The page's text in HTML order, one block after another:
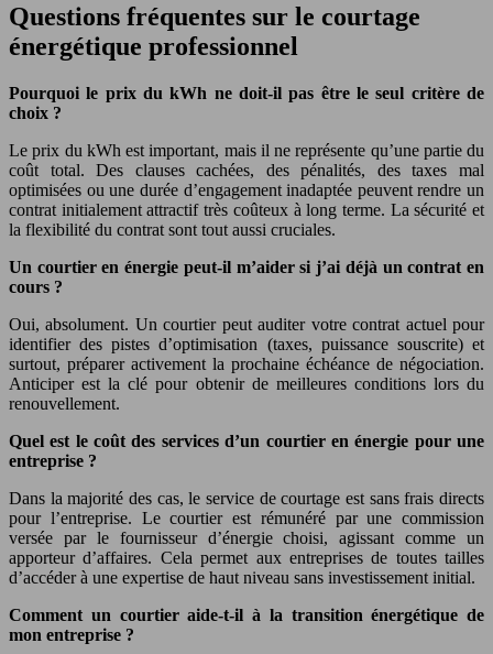
Questions fréquentes sur le courtage
énergétique professionnel
Pourquoi le prix du kWh ne doit-il pas être le seul critère de
choix ?
Le prix du kWh est important, mais il ne représente qu’une partie du
coût total. Des clauses cachées, des pénalités, des taxes mal
optimisées ou une durée d’engagement inadaptée peuvent rendre un
contrat initialement attractif très coûteux à long terme. La sécurité et
la flexibilité du contrat sont tout aussi cruciales.
Un courtier en énergie peut-il m’aider si j’ai déjà un contrat en
cours ?
Oui, absolument. Un courtier peut auditer votre contrat actuel pour
identifier des pistes d’optimisation (taxes, puissance souscrite) et
surtout, préparer activement la prochaine échéance de négociation.
Anticiper est la clé pour obtenir de meilleures conditions lors du
renouvellement.
Quel est le coût des services d’un courtier en énergie pour une
entreprise ?
Dans la majorité des cas, le service de courtage est sans frais directs
pour l’entreprise. Le courtier est rémunéré par une commission
versée par le fournisseur d’énergie choisi, agissant comme un
apporteur d’affaires. Cela permet aux entreprises de toutes tailles
d’accéder à une expertise de haut niveau sans investissement initial.
Comment un courtier aide-t-il à la transition énergétique de
mon entreprise ?